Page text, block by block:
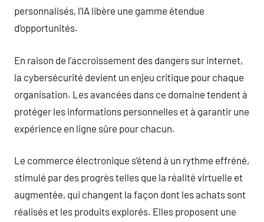
personnalisés, l’IA libère une gamme étendue
d’opportunités.
En raison de l’accroissement des dangers sur internet,
la cybersécurité devient un enjeu critique pour chaque
organisation. Les avancées dans ce domaine tendent à
protéger les informations personnelles et à garantir une
expérience en ligne sûre pour chacun.
Le commerce électronique s’étend à un rythme effréné,
stimulé par des progrès telles que la réalité virtuelle et
augmentée, qui changent la façon dont les achats sont
réalisés et les produits explorés. Elles proposent une